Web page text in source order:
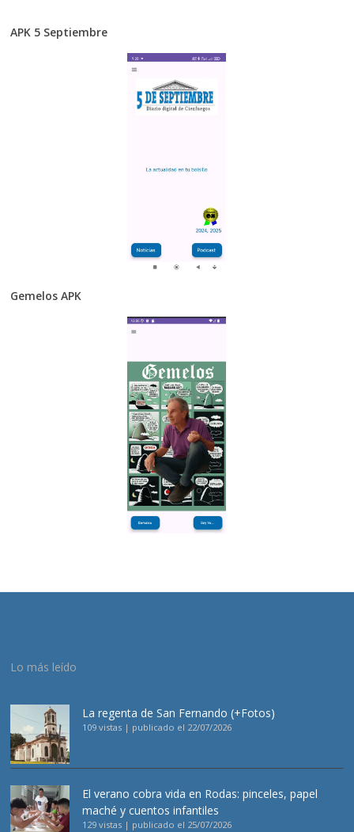
APK 5 Septiembre
Gemelos APK
Lo más leído
La regenta de San Fernando (+Fotos)
109 vistas | publicado el 22/07/2026
El verano cobra vida en Rodas: pinceles, papel
maché y cuentos infantiles
129 vistas | publicado el 25/07/2026